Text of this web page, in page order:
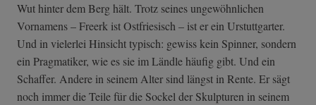
Wut hinter dem Berg hält. Trotz seines ungewöhnlichen
Vornamens – Freerk ist Ostfriesisch – ist er ein Urstuttgarter.
Und in vielerlei Hinsicht typisch: gewiss kein Spinner, sondern
ein Pragmatiker, wie es sie im Ländle häufig gibt. Und ein
Schaffer. Andere in seinem Alter sind längst in Rente. Er sägt
noch immer die Teile für die Sockel der Skulpturen in seinem